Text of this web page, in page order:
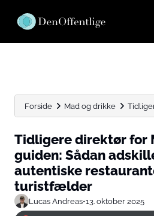
Forside Mad og drikke
Tidligere direktør for
guiden: Sådan
autentiske
turistfælder
Lucas Andreas•13. oktober 2025